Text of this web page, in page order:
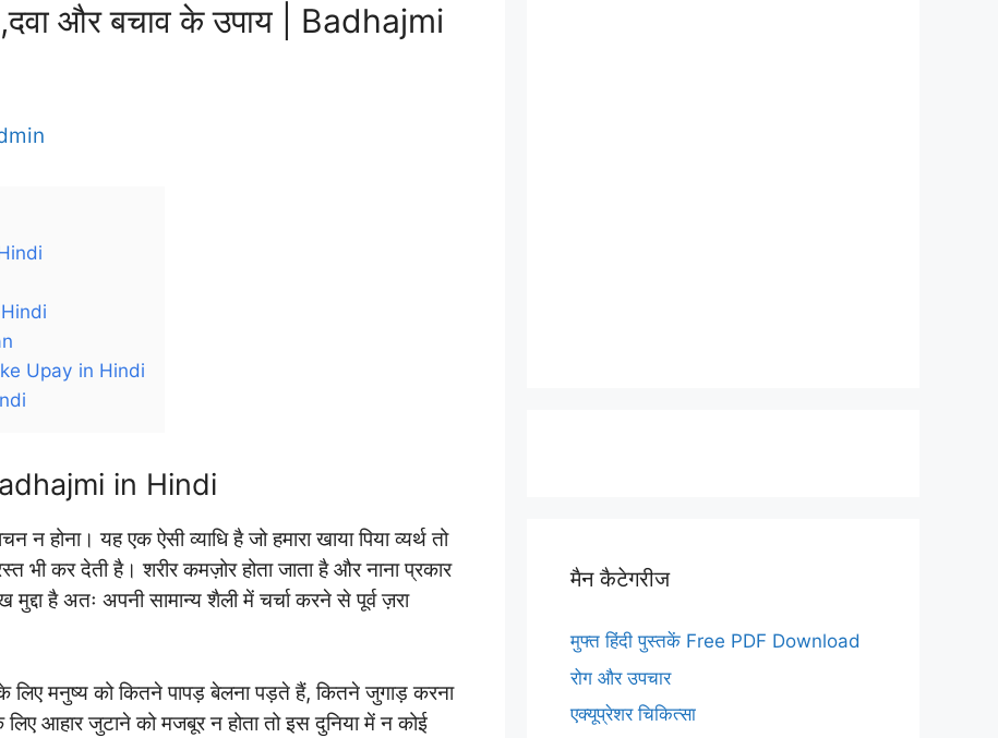
और बचाव के उपाय | Badhajmi
Upay in Hindi
in Hindi
होना। यह एक ऐसी व्याधि है जो हमारा खाया पिया व्यर्थ तो
भी कर देती है। शरीर कमज़ोर होता जाता है और नाना प्रकार
है अतः अपनी सामान्य शैली में चर्चा करने से पूर्व ज़रा
के लिए मनुष्य को कितने पापड़ बेलना पड़ते हैं, कितने जुगाड़ करना
आहार जुटाने को मजबूर न होता तो इस दुनिया में न कोई
मैन कैटेगरीज
मुफ्त हिंदी पुस्तकें Free PDF Download
रोग और उपचार
एक्यूप्रेशर चिकित्सा